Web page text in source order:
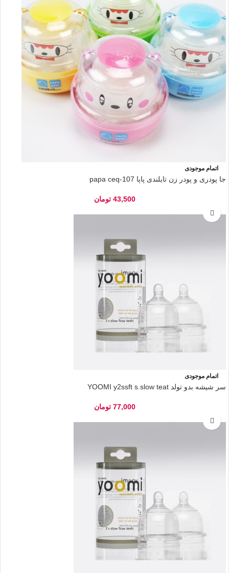
اتمام موجودی
جا پودری و پودر زن تایلندی پاپا papa ceq-107
43,500 تومان
اتمام موجودی
سر شیشه بدو تولد YOOMI y2ssft s.slow teat
77,000 تومان